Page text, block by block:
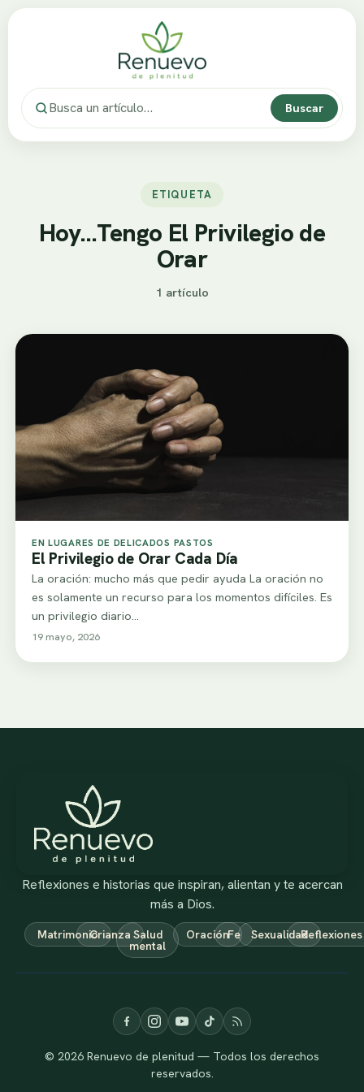
Buscar
ETIQUETA
Hoy…Tengo El Privilegio de
Orar
1 artículo
EN LUGARES DE DELICADOS PASTOS
El Privilegio de Orar Cada Día
La oración: mucho más que pedir ayuda La oración no
es solamente un recurso para los momentos difíciles. Es
un privilegio diario…
19 mayo, 2026
Reflexiones e historias que inspiran, alientan y te acercan
más a Dios.
MatrimonioCrianza Salud
mental
OraciónFe SexualidadReflexiones
© 2026 Renuevo de plenitud — Todos los derechos
reservados.